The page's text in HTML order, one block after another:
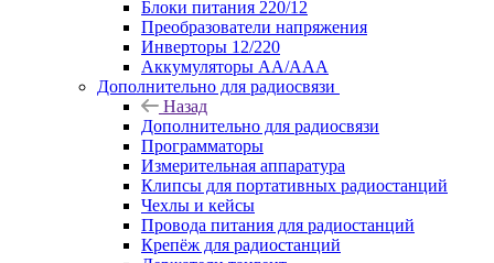
Блоки питания 220/12
Преобразователи напряжения
Инверторы 12/220
Аккумуляторы АА/ААА
Дополнительно для радиосвязи
Назад
Дополнительно для радиосвязи
Программаторы
Измерительная аппаратура
Клипсы для портативных радиостанций
Чехлы и кейсы
Провода питания для радиостанций
Крепёж для радиостанций